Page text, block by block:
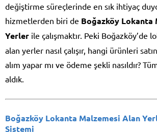
değiştirme süreçlerinde en sık ihtiyaç
hizmetlerden biri de Boğazköy Lokanta
Yerler ile çalışmaktır. Peki Boğazköy’de
alan yerler nasıl çalışır, hangi ürünleri
alım yapar mı ve ödeme şekli nasıldır?
aldık.
Boğazköy Lokanta Malzemesi Alan
Sistemi